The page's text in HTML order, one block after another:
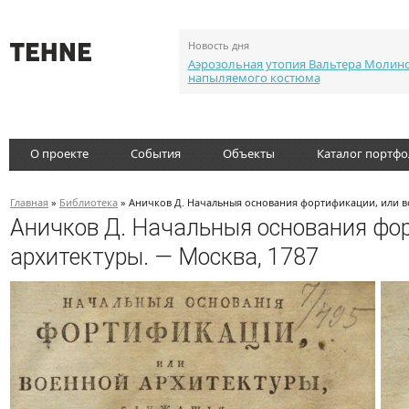
Новость дня
Аэрозольная утопия Вальтера
напыляемого костюма
О проекте События Объекты Каталог
Главная » Библиотека » Аничков Д. Начальныя основания фортификации, или
Аничков Д. Начальныя основания
архитектуры. — Москва, 1787